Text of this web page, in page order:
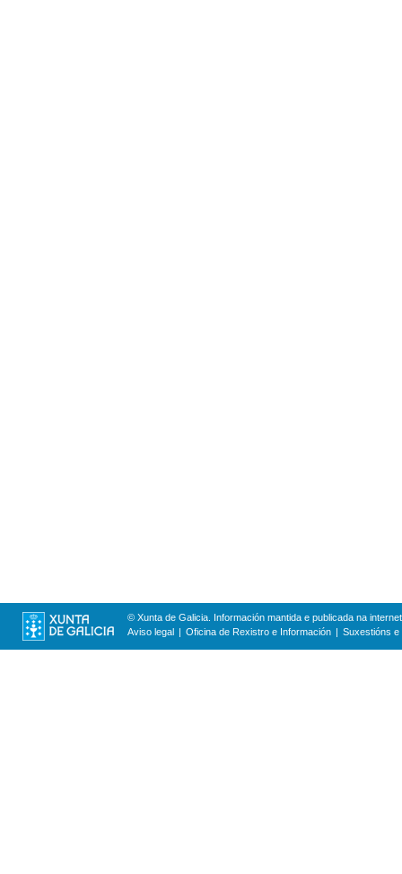
© Xunta de Galicia. Información mantida e publicada na
Aviso legal
Oficina de Rexistro e Información Suxestións e